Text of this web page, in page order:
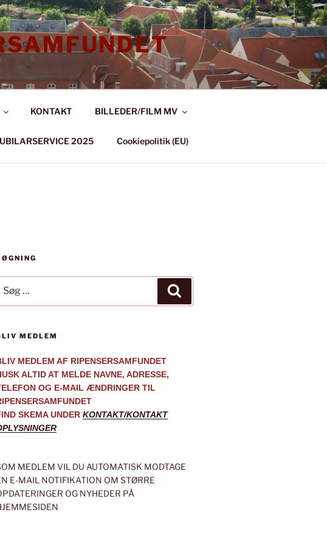
KONTAKT BILLEDER/FILM MV
2025 Cookiepolitik (EU)
efter:
MEDLEM
MEDLEM AF RIPENSERSAMFUNDET
ALTID AT MELDE NAVNE, ADRESSE,
OG E-MAIL ÆNDRINGER TIL
SKEMA UNDER KONTAKT/KONTAKT
MEDLEM VIL DU AUTOMATISK MODTAGE
E-MAIL NOTIFIKATION OM STØRRE
OG NYHEDER PÅ